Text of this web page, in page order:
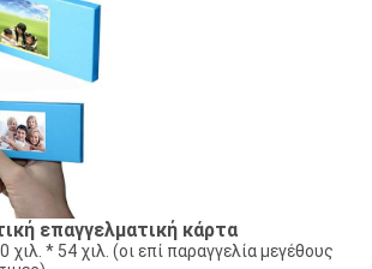
επαγγελματική κάρτα
* 54 χιλ. (οι επί παραγγελία μεγέθους